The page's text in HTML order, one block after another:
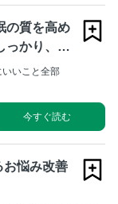
の質を高め
っかり、夜
安定して
いいこと全部
今すぐ読む
お悩み改善